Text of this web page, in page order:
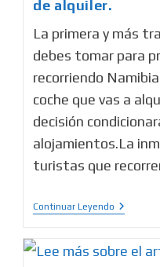
de alquiler.
La primera y más
debes tomar para
recorriendo
coche que vas a
decisión
alojamientos.La
turistas que
Continuar Leyendo